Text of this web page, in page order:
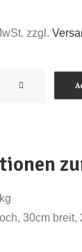
zzgl.
30cm breit,